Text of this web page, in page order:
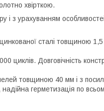
хвірткою.
і з урахуванням
сталі товщиною
циклів. Довговічність
товщиною 40 мм і з
надійна герметизація по